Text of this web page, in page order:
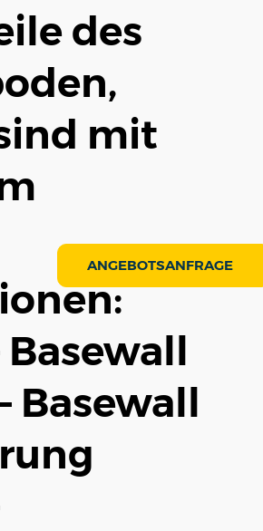
des
mit
Basewall
Basewall
ANGEBOTSANFRAGE